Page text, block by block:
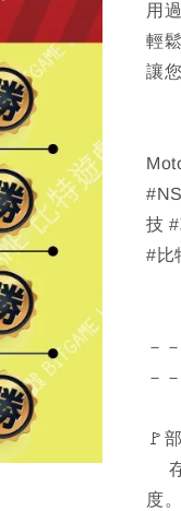
用
輕
讓
技
#比
－
－
🚩
存
度。